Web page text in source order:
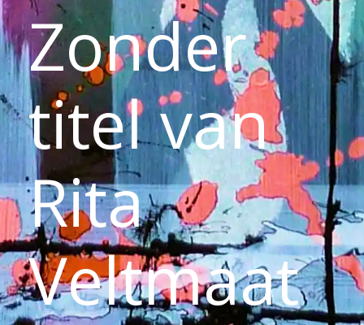
Zonder
titel van
Rita
Veltmaat